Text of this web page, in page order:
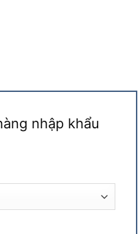
nhập khẩu